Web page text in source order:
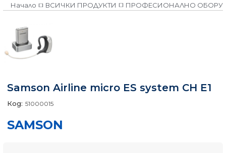
Начало ВСИЧКИ ПРОДУКТИ ПРОФЕСИОНАЛНО
Samson Airline micro ES system CH E1
Код: 51000015
SAMSON